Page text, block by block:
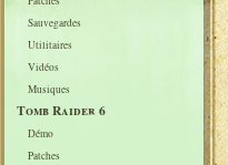
Sauvegardes
Utilitaires
Vidéos
Musiques
Tomb Raider 6
Démo
Patches